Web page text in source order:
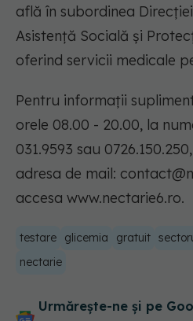
află în subordinea
Asistență Socială și
oferind servicii medicale
Pentru informații
orele 08.00 - 20.00, la
031.9593 sau
adresa de mail:
accesa www.nectarie6.ro.
testare glicemia gratuit
nectarie
Urmărește-ne și pe